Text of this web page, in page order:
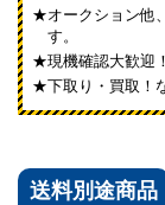
オークション他
す。
現機確認大歓迎
下取り・買取！
送料別途商品